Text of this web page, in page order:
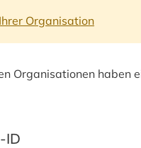
Organisation
Organisationen haben
ID